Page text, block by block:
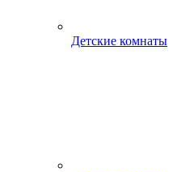
Детские комнаты